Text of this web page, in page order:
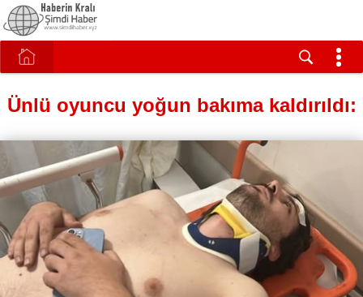
Ünlü oyuncu yoğun bakıma kaldırıldı: